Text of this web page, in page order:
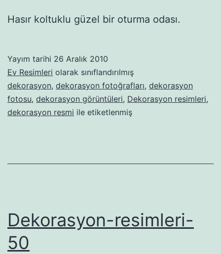
Hasır koltuklu güzel bir oturma odası.
Yayım tarihi 26 Aralık 2010
Ev Resimleri olarak sınıflandırılmış
dekorasyon, dekorasyon fotoğrafları, dekorasyon
fotosu, dekorasyon görüntüleri, Dekorasyon resimleri,
dekorasyon resmi ile etiketlenmiş
Dekorasyon-resimleri-
50